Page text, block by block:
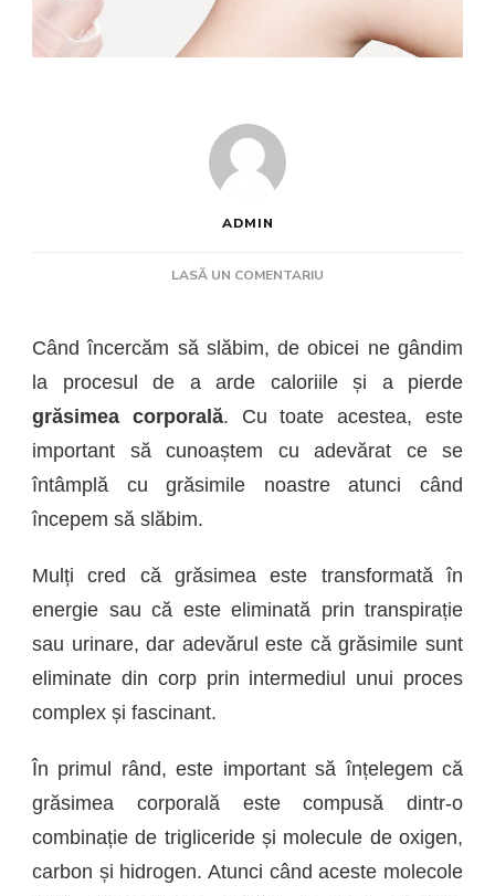
ADMIN
LASĂ UN COMENTARIU
DUCE”
CORPORALA
ATUNCI
SLABIM?
Când încercăm să slăbim, de obicei ne gândim
la procesul de a arde caloriile și a pierde
grăsimea corporală. Cu toate acestea, este
important să cunoaștem cu adevărat ce se
întâmplă cu grăsimile noastre atunci când
începem să slăbim.
Mulți cred că grăsimea este transformată în
energie sau că este eliminată prin transpirație
sau urinare, dar adevărul este că grăsimile sunt
eliminate din corp prin intermediul unui proces
complex și fascinant.
În primul rând, este important să înțelegem că
grăsimea corporală este compusă dintr-o
combinație de trigliceride și molecule de oxigen,
carbon și hidrogen. Atunci când aceste molecole